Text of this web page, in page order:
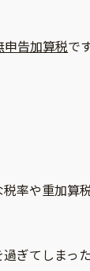
申告加算税で
率や重加算
ぎてしまっ